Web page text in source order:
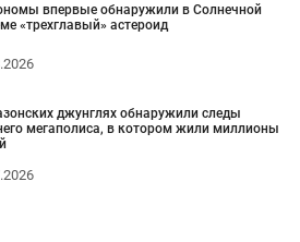
впервые обнаружили в Солнечной
«трехглавый» астероид
джунглях обнаружили следы
мегаполиса, в котором жили миллионы